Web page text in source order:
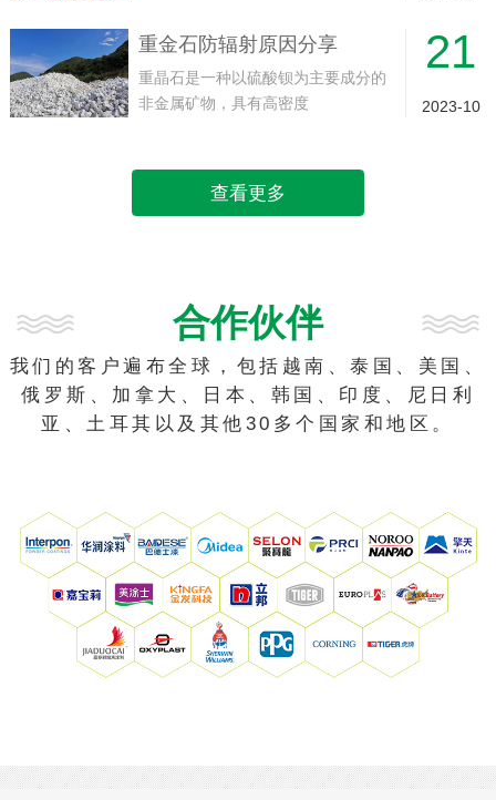
队，沿河经济开发区党工委副书记、
访。就实现产业“建链、补链、强链...
重金石防辐射原因分享
重晶石是一种以硫酸钡为主要成分的
非金属矿物，具有高密度
水和盐酸，无毒、无磁性，而且具有
吸收X射线和γ射线的特点。1. ...
21
2023-10
查看更多
合作伙伴
我们的客户遍布全球，包括越南、泰国、美国、
俄罗斯、加拿大、日本、韩国、印度、尼日利
亚、土耳其以及其他30多个国家和地区。